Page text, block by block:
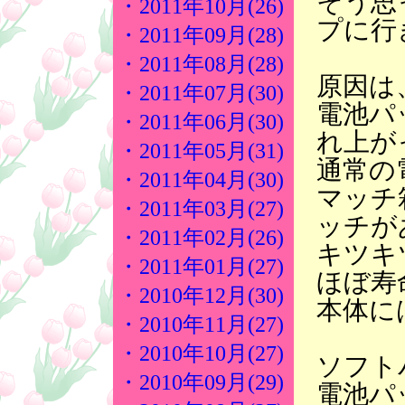
・2011年10月(26)
・2011年09月(28)
・2011年08月(28)
・2011年07月(30)
・2011年06月(30)
・2011年05月(31)
・2011年04月(30)
・2011年03月(27)
・2011年02月(26)
・2011年01月(27)
・2010年12月(30)
・2010年11月(27)
・2010年10月(27)
・2010年09月(29)
プに
原因
電池
れ上が
通常の
マッ
ッチ
キツ
ほぼ寿
本体に
ソフ
電池